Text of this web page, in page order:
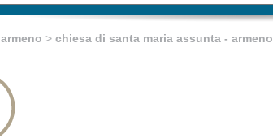
armeno > chiesa di santa maria assunta - armeno